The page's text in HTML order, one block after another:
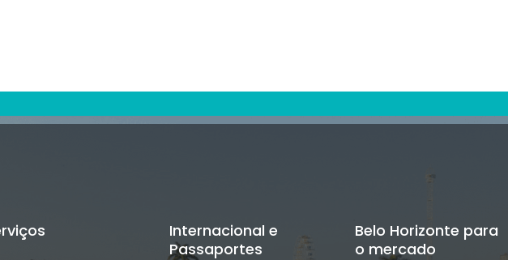
Internacional e
Passaportes
Belo Horizonte para
o mercado